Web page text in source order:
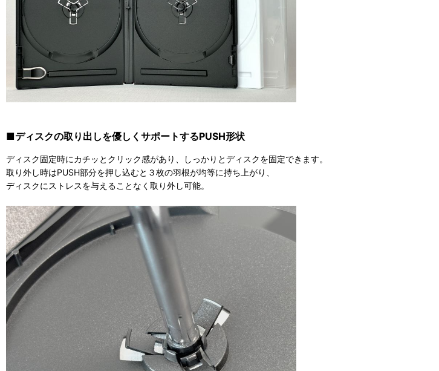
■ディスクの取り出しを優しくサポートするPUSH形状
ディスク固定時にカチッとクリック感があり、
しっかりとディスクを固定できます。
取り外し時はPUSH部分を押し込むと３枚の羽根が均等に持ち上がり、
ディスクにストレスを与えることなく取り外し可能。